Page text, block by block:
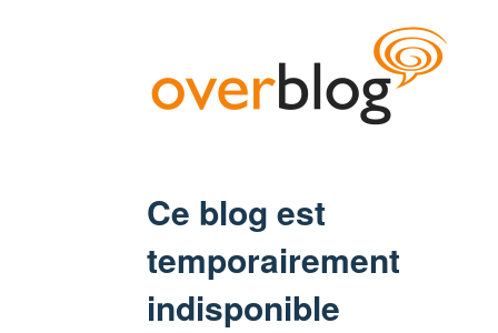
Ce blog est
temporairement
indisponible